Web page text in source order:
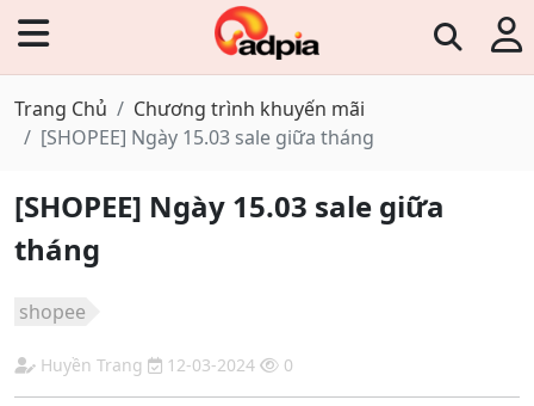
Trang Chủ
Chương trình khuyến mãi
[SHOPEE] Ngày 15.03 sale giữa tháng
[SHOPEE] Ngày 15.03 sale giữa
tháng
shopee
Huyền Trang 12-03-2024 0